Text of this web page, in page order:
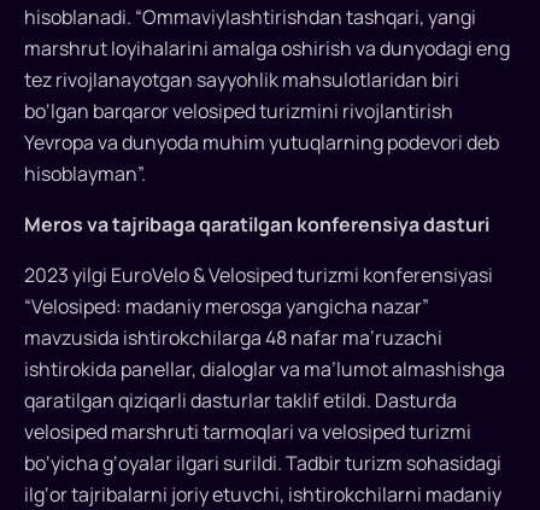
mamlakatdan
270
yaqin
mutaxassislar
ishtirokida,
oktyabr
kunlari
Turkiyaning
katta
ahamiyatga
ega
shaharlaridan
hisoblanadi. “Ommaviylashtirishdan tashqari, yangi
marshrut loyihalarini amalga oshirish va dunyodagi eng
tez rivojlanayotgan sayyohlik mahsulotlaridan biri
bo‘lgan barqaror velosiped turizmini rivojlantirish
Yevropa va dunyoda muhim yutuqlarning podevori deb
hisoblayman”.
Meros va tajribaga qaratilgan konferensiya dasturi
2023 yilgi EuroVelo & Velosiped turizmi konferensiyasi
“Velosiped: madaniy merosga yangicha nazar”
mavzusida ishtirokchilarga 48 nafar ma’ruzachi
ishtirokida panellar, dialoglar va ma’lumot almashishga
qaratilgan qiziqarli dasturlar taklif etildi. Dasturda
velosiped marshruti tarmoqlari va velosiped turizmi
bo‘yicha g‘oyalar ilgari surildi. Tadbir turizm sohasidagi
ilg‘or tajribalarni joriy etuvchi, ishtirokchilarni madaniy